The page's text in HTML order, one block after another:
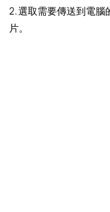
2. 選取需要傳送到電
片。